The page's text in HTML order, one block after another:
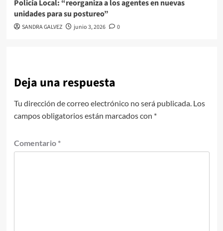
Policía Local: “reorganiza a los agentes en nuevas
unidades para su postureo”
SANDRA GALVEZ junio 3, 2026 0
Deja una respuesta
Tu dirección de correo electrónico no será publicada. Los
campos obligatorios están marcados con *
Comentario *